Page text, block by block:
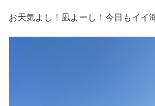
お天気よし！凪よーし！今日もイイ